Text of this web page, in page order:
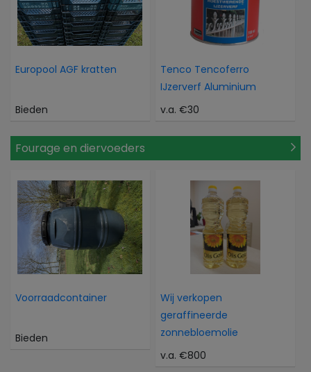
Europool AGF kratten
Bieden
Tenco Tencoferro
IJzerverf Aluminium
v.a. €30
Fourage en diervoeders
Voorraadcontainer
Bieden
Wij verkopen
geraffineerde
zonnebloemolie
v.a. €800